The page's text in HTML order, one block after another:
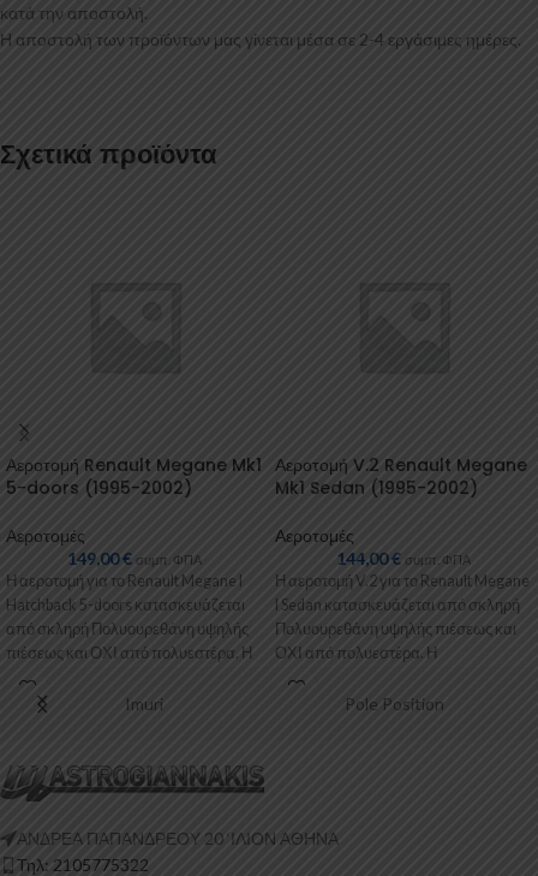
κατά την αποστολή.
Η αποστολή των προϊόντων μας γίνεται μέσα σε 2-4 εργάσιμες ημέρες.
Σχετικά προϊόντα
Αεροτομή Renault Megane Mk1
5-doors (1995-2002)
Αεροτομές
149,00€ συμπ. ΦΠΑ
Η αεροτομή για το Renault Megane I
Hatchback 5-doors κατασκευάζεται
από σκληρή Πολυουρεθάνη υψηλής
πιέσεως και ΟΧΙ από πολυεστέρα. Η
Αεροτομή V.2 Renault Megane
Mk1 Sedan (1995-2002)
Αεροτομές
144,00€ συμπ. ΦΠΑ
Η αεροτομή V.2 για το Renault Megane
I Sedan κατασκευάζεται από σκληρή
Πολυουρεθάνη υψηλής πιέσεως και
ΟΧΙ από πολυεστέρα. Η
Imuri Pole Position
ΑΝΔΡΕΑ ΠΑΠΑΝΔΡΕΟΥ 20 ‘ΙΛΙΟΝ ΑΘΗΝΑ
Τηλ: 2105775322